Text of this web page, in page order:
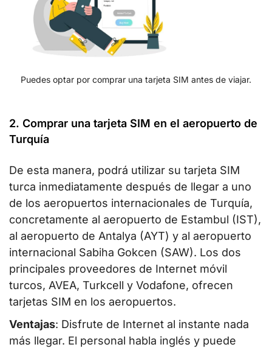
Puedes optar por comprar una tarjeta SIM antes de viajar.
2. Comprar una tarjeta SIM en el aeropuerto de
Turquía
De esta manera, podrá utilizar su tarjeta SIM
turca inmediatamente después de llegar a uno
de los aeropuertos internacionales de Turquía,
concretamente al aeropuerto de Estambul (IST),
al aeropuerto de Antalya (AYT) y al aeropuerto
internacional Sabiha Gokcen (SAW). Los dos
principales proveedores de Internet móvil
turcos, AVEA, Turkcell y Vodafone, ofrecen
tarjetas SIM en los aeropuertos.
Ventajas: Disfrute de Internet al instante nada
más llegar. El personal habla inglés y puede